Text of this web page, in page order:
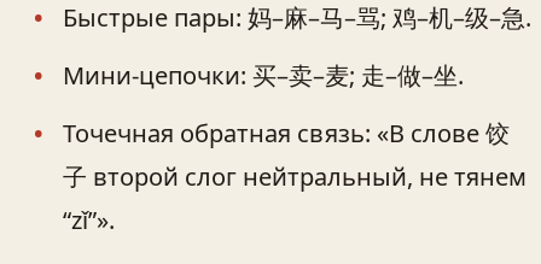
Быстрые пары: 妈–麻–马–骂; 鸡–机–级–急.
Мини-цепочки: 买–卖–麦; 走–做–坐.
Точечная обратная связь: «В слове 饺
子 второй слог нейтральный, не тянем
“zǐ”».